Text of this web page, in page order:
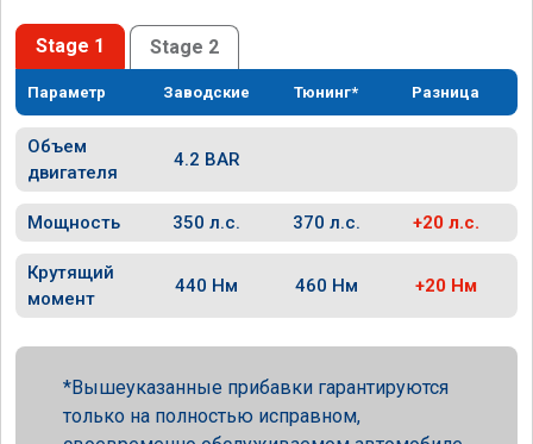
Stage 1 Stage 2
Параметр Заводские Тюнинг* Разница
Объем
двигателя
4.2 BAR
Мощность 350 л.с. 370 л.с. +20 л.с.
Крутящий
момент
440 Нм 460 Нм +20 Нм
Вышеуказанные прибавки гарантируются
только на полностью исправном,